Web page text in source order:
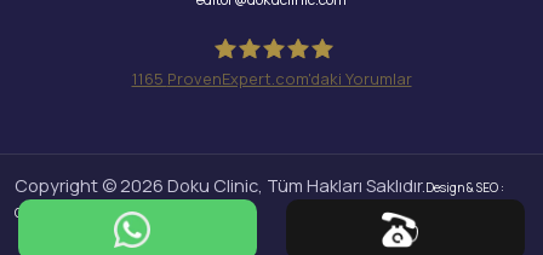
1165 ProvenExpert.com'daki Yorumlar
Copyright © 2026 Doku Clinic, Tüm Hakları Saklıdır. Design & SEO :
Crabs Media